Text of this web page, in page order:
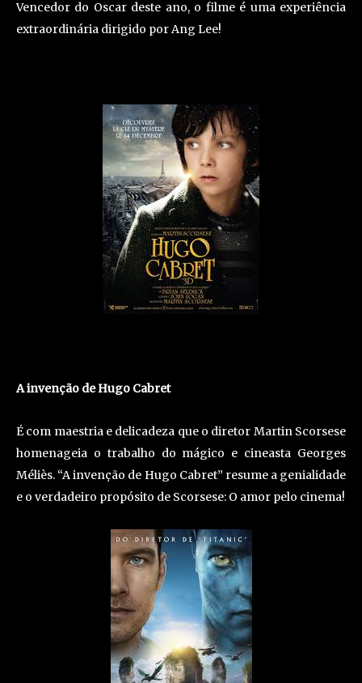
Vencedor do Oscar deste ano, o filme é uma experiência
extraordinária dirigido por Ang Lee!
A invenção de Hugo Cabret
É com maestria e delicadeza que o diretor Martin Scorsese
homenageia o trabalho do mágico e cineasta Georges
Méliès. “A invenção de Hugo Cabret” resume a genialidade
e o verdadeiro propósito de Scorsese: O amor pelo cinema!